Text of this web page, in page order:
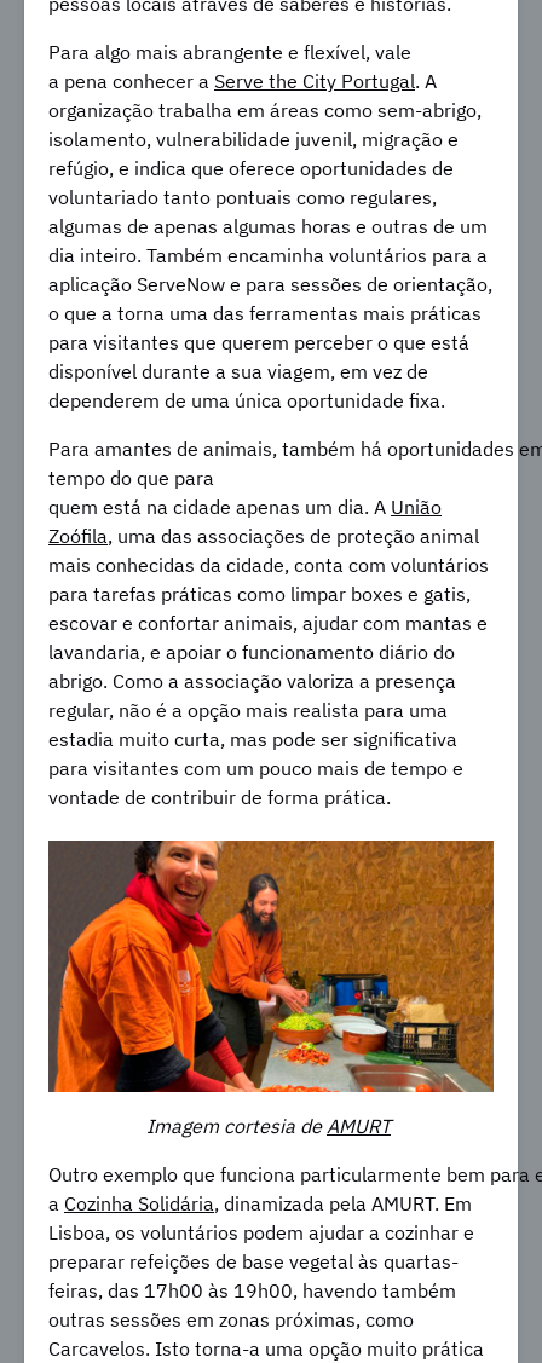
Para algo mais abrangente e flexível, vale
a pena conhecer a Serve the City Portugal. A
organização trabalha em áreas como sem-abrigo,
isolamento, vulnerabilidade juvenil, migração e
refúgio, e indica que oferece oportunidades de
voluntariado tanto pontuais como regulares,
algumas de apenas algumas horas e outras de um
dia inteiro. Também encaminha voluntários para a
aplicação ServeNow e para sessões de orientação,
o que a torna uma das ferramentas mais práticas
para visitantes que querem perceber o que está
disponível durante a sua viagem, em vez de
dependerem de uma única oportunidade fixa.
Para amantes de animais, também há oportunidades
tempo do que para
quem está na cidade apenas um dia. A União
Zoófila, uma das associações de proteção animal
mais conhecidas da cidade, conta com voluntários
para tarefas práticas como limpar boxes e gatis,
escovar e confortar animais, ajudar com mantas e
lavandaria, e apoiar o funcionamento diário do
abrigo. Como a associação valoriza a presença
regular, não é a opção mais realista para uma
estadia muito curta, mas pode ser significativa
para visitantes com um pouco mais de tempo e
vontade de contribuir de forma prática.
Imagem cortesia deAMURT
Outro exemplo que funciona particularmente bem para
a Cozinha Solidária, dinamizada pela AMURT. Em
Lisboa, os voluntários podem ajudar a cozinhar e
preparar refeições de base vegetal às quartas-
feiras, das 17h00 às 19h00, havendo também
outras sessões em zonas próximas, como
Carcavelos. Isto torna-a uma opção muito prática